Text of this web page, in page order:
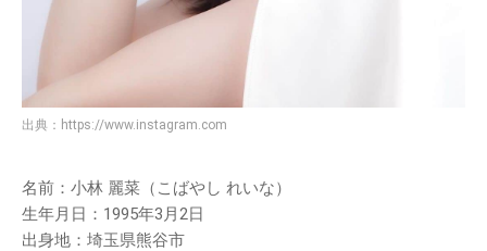
出典： https://www.instagram.com
名前：小林 麗菜（こばやし れいな）
生年月日：1995年3月2日
出身地：埼玉県熊谷市